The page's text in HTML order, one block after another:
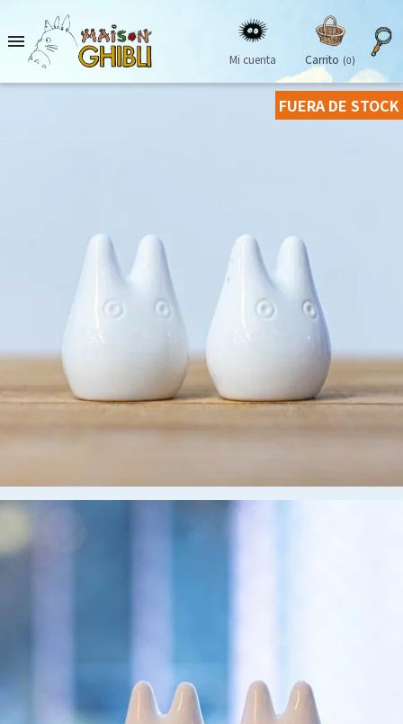

Mi cuenta Carrito (0)
FUERA DE STOCK